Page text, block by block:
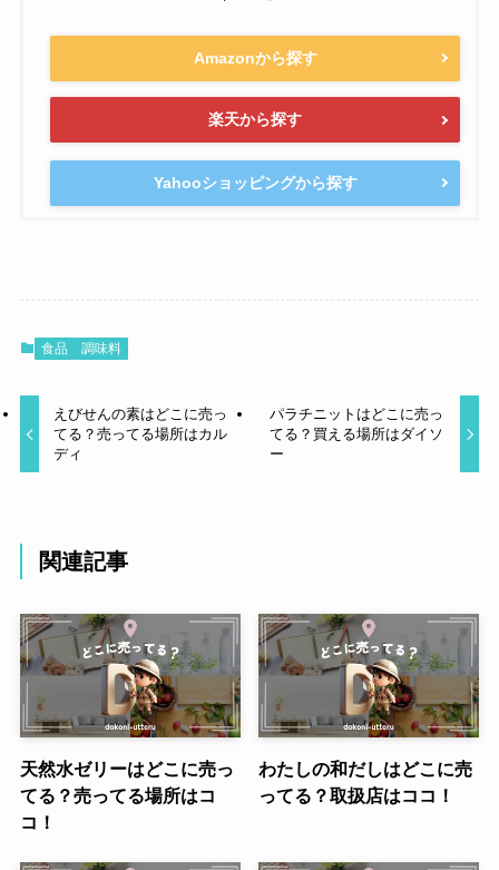
Amazonから探す
楽天から探す
Yahooショッピングから探す
食品 調味料
えびせんの素はどこに売っ
てる？売ってる場所はカル
ディ
パラチニットはどこに売っ
てる？買える場所はダイソ
ー
関連記事
天然水ゼリーはどこに売っ
てる？売ってる場所はコ
コ！
わたしの和だしはどこに売
ってる？取扱店はココ！